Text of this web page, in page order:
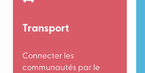
Transport
Connecter les
communautés par le